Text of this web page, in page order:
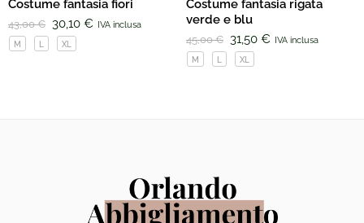
Costume fantasia fiori
43,00€ 30,10 € IVA inclusa
M XL
Costume fantasia rigata
verde e blu
45,00€ 31,50 € IVA inclusa
M XL